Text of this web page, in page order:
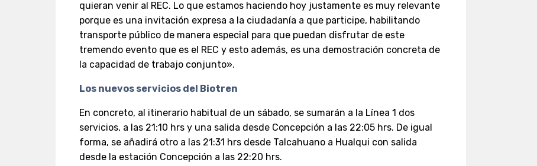
quieran venir al REC. Lo que estamos haciendo hoy justamente es muy relevante
porque es una invitación expresa a la ciudadanía a que participe, habilitando
transporte público de manera especial para que puedan disfrutar de este
tremendo evento que es el REC y esto además, es una demostración concreta de
la capacidad de trabajo conjunto».
Los nuevos servicios del Biotren
En concreto, al itinerario habitual de un sábado, se sumarán a la Línea 1 dos
servicios, a las 21:10 hrs y una salida desde Concepción a las 22:05 hrs. De igual
forma, se añadirá otro a las 21:31 hrs desde Talcahuano a Hualqui con salida
desde la estación Concepción a las 22:20 hrs.